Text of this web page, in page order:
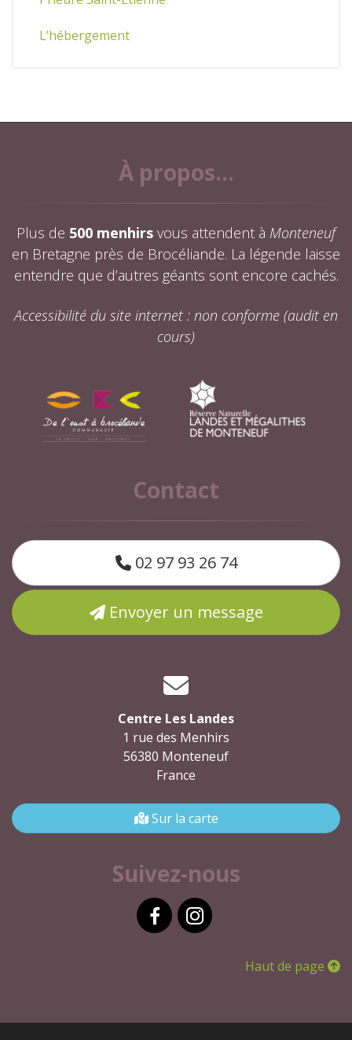
L’hébergement
À propos...
Plus de 500 menhirs vous attendent à Monteneuf
en Bretagne près de Brocéliande. La légende laisse
entendre que d’autres géants sont encore cachés.
Accessibilité du site internet : non conforme (audit en
cours)
Contact
02 97 93 26 74
Envoyer un message
Centre Les Landes
1 rue des Menhirs
56380 Monteneuf
France
Sur la carte
Suivez-nous
Haut de page